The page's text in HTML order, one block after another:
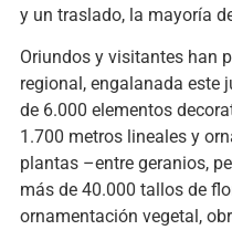
y un traslado, la mayoría
Oriundos y visitantes han
regional, engalanada este
de 6.000 elementos
1.700 metros lineales y
plantas –entre geranios,
más de 40.000 tallos de
ornamentación vegetal,